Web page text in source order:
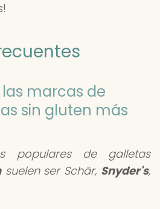
las marcas de
sin gluten más
populares de galletas
suelen ser Schär, Snyder's,